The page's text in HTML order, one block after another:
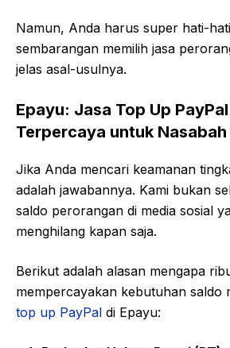
Namun, Anda harus super hati-
sembarangan memilih jasa
jelas asal-usulnya.
Epayu: Jasa Top Up
Terpercaya untuk Nasabah
Jika Anda mencari keamanan
adalah jawabannya. Kami bukan
saldo perorangan di media sosial
menghilang kapan saja.
Berikut adalah alasan mengapa
mempercayakan kebutuhan saldo
top up PayPal di Epayu: